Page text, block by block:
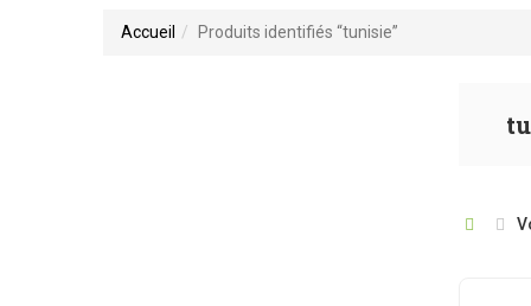
Accueil Produits identifiés “tunisie”